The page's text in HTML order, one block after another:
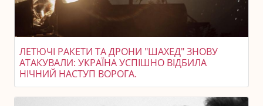
ЛЕТЮЧІ РАКЕТИ ТА ДРОНИ "ШАХЕД" ЗНОВУ
АТАКУВАЛИ: УКРАЇНА УСПІШНО ВІДБИЛА
НІЧНИЙ НАСТУП ВОРОГА.